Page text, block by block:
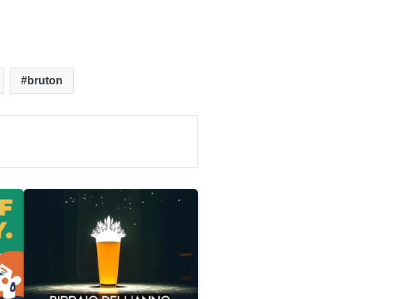
bruton